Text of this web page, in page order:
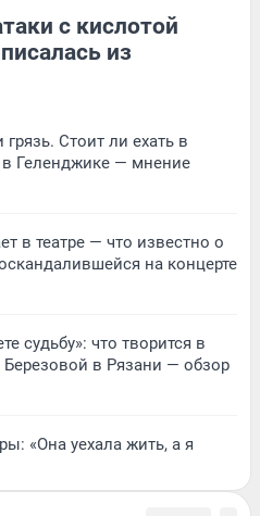
с кислотой
из
Стоит ли ехать в
Геленджике — мнение
в театре — что известно о
на концерте
судьбу»: что творится в
в Рязани — обзор
«Она уехала жить, а я